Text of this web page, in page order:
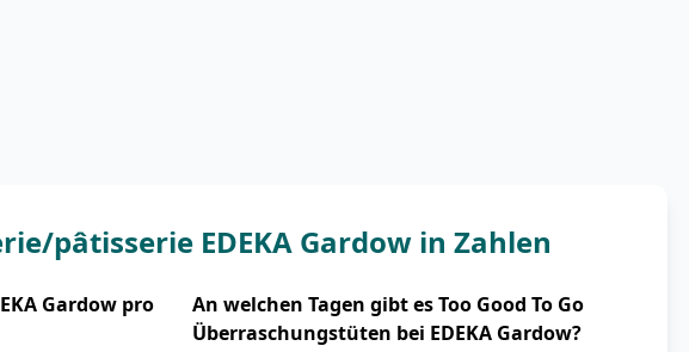
pâtisserie EDEKA Gardow in Zahlen
Gardow pro
An welchen Tagen gibt es Too Good To Go
Überraschungstüten bei EDEKA Gardow?